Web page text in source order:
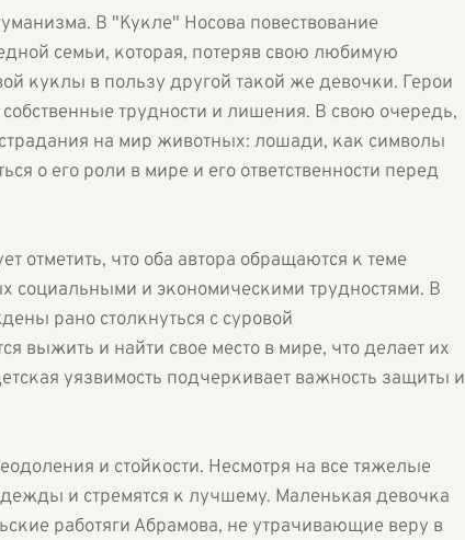
В "Кукле" Носова повествование
семьи, которая, потеряв свою любимую
куклы в пользу другой такой же девочки. Герои
трудности и лишения. В свою очередь,
на мир животных: лошади, как символы
о его роли в мире и его ответственности перед
отметить, что оба автора обращаются к теме
социальными и экономическими трудностями. В
рано столкнуться с суровой
выжить и найти свое место в мире, что делает их
уязвимость подчеркивает важность защиты и
и стойкости. Несмотря на все тяжелые
и стремятся к лучшему. Маленькая девочка
работяги Абрамова, не утрачивающие веру в